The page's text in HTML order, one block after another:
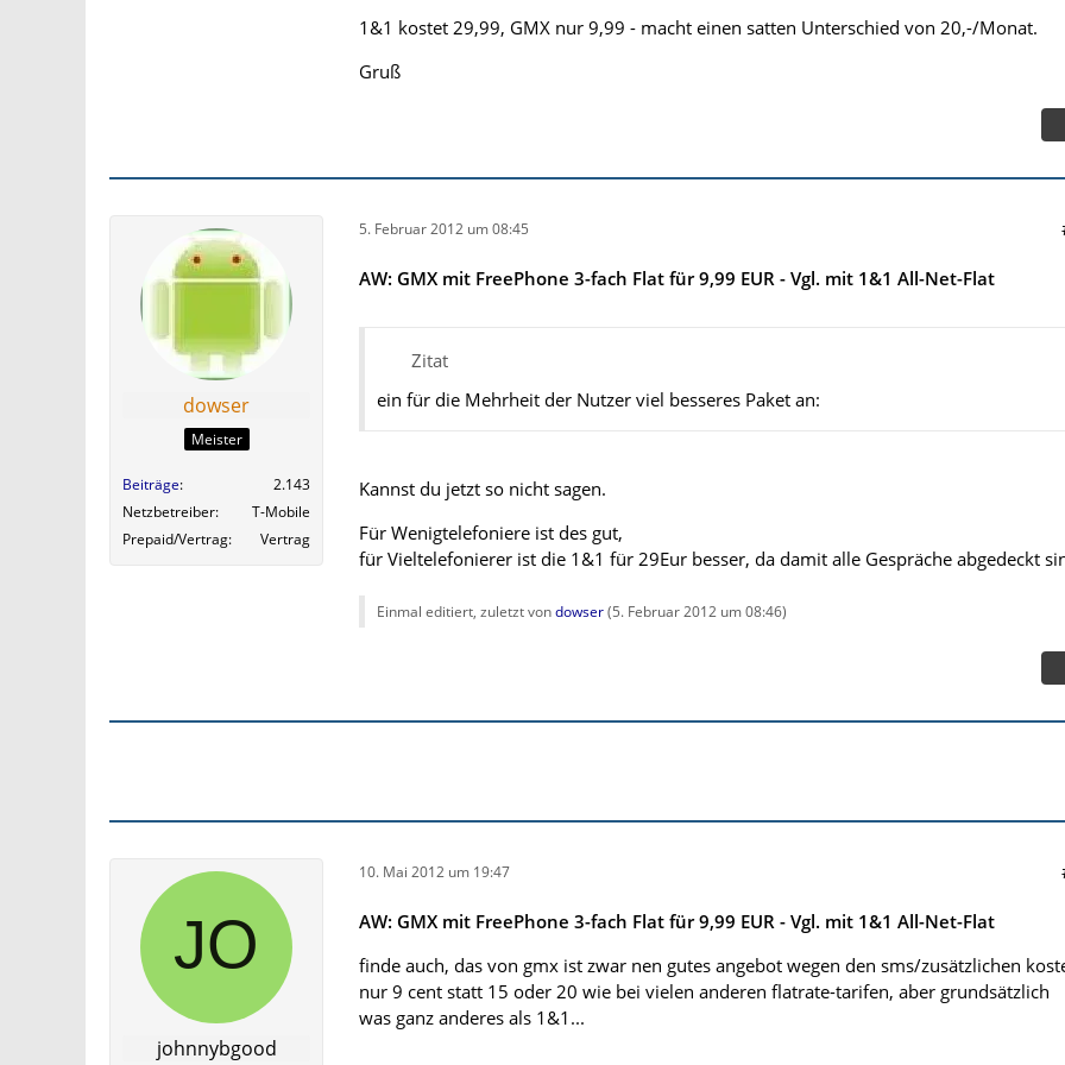
1&1 kostet 29,99, GMX nur 9,99 - macht einen satten Unterschied von 20,-/Monat.
Gruß
dowser
Meister
Beiträge
2.143
Netzbetreiber
T-Mobile
Prepaid/Vertrag
Vertrag
5. Februar 2012 um 08:45
AW: GMX mit FreePhone 3-fach Flat für 9,99 EUR - Vgl. mit 1&1 All-Net-Flat
Zitat
ein für die Mehrheit der Nutzer viel besseres Paket an:
Kannst du jetzt so nicht sagen.
Für Wenigtelefoniere ist des gut,
für Vieltelefonierer ist die 1&1 für 29Eur besser, da damit alle Gespräche abgedeckt
Einmal editiert, zuletzt vondowser(5. Februar 2012 um 08:46)
johnnybgood
10. Mai 2012 um 19:47
AW: GMX mit FreePhone 3-fach Flat für 9,99 EUR - Vgl. mit 1&1 All-Net-Flat
finde auch, das von gmx ist zwar nen gutes angebot wegen den sms/zusätzlichen
nur 9 cent statt 15 oder 20 wie bei vielen anderen flatrate-tarifen, aber grundsätzlich
was ganz anderes als 1&1...